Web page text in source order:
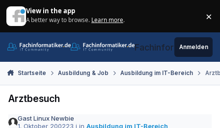
View in the app
A better way to browse. Learn more. ×
Fachinformatiker.de
Anmelden
Startseite Ausbildung & Job Ausbildung im IT-Bereich
Arztbesuch
Gast Linux Newbie
1. Oktober 200223 j inAusbildung im IT-Bereich